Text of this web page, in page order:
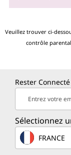
Veuillez trouver ci-
contrôle
Rester Connecté
Entrez votre
Sélectionnez
FRANCE